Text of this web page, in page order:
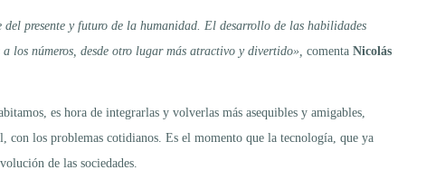
presente y futuro de la humanidad. El desarrollo de las habilidades
los números, desde otro lugar más atractivo y divertido», comenta Nicolás
es hora de integrarlas y volverlas más asequibles y amigables,
con los problemas cotidianos. Es el momento que la tecnología, que ya
de las sociedades.